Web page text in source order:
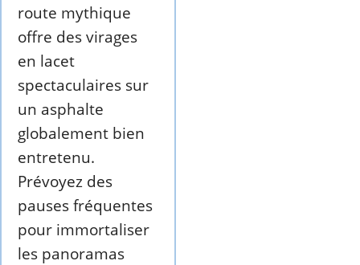
route mythique
offre des virages
en lacet
spectaculaires sur
un asphalte
globalement bien
entretenu.
Prévoyez des
pauses fréquentes
pour immortaliser
les panoramas